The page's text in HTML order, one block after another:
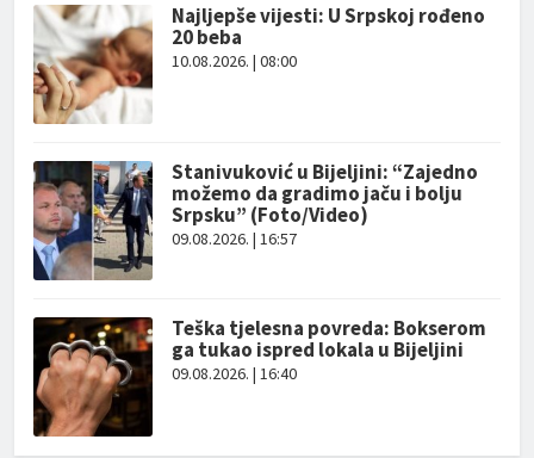
Najljepše vijesti: U Srpskoj rođeno
20 beba
10.08.2026. | 08:00
Stanivuković u Bijeljini: “Zajedno
možemo da gradimo jaču i bolju
Srpsku” (Foto/Video)
09.08.2026. | 16:57
Teška tjelesna povreda: Bokserom
ga tukao ispred lokala u Bijeljini
09.08.2026. | 16:40